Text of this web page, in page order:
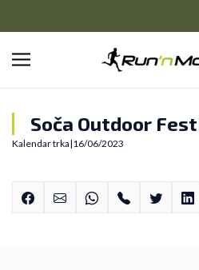
Soča Outdoor
Kalendar trka|16/06/2023